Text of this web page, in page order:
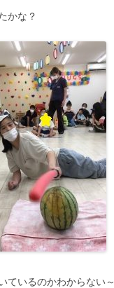
かな？
ているのかわからない～